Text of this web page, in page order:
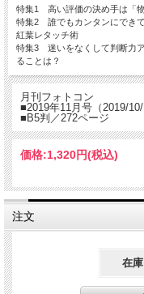
特集1 高い評価の決め手は「
特集2 誰でもカンタンにでき
紅葉レタッチ術
特集3 迷いをなくして判断力
ることは？
月刊フォトコン
■2019年11月号（2019/10/
■B5判／272ページ
価格:1,320円(税込)
注文
在庫